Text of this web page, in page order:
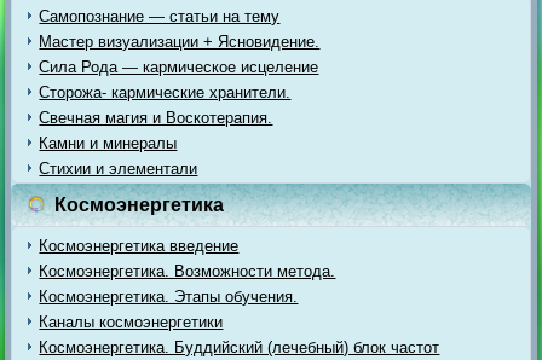
Самопознание — статьи на тему
Мастер визуализации + Ясновидение.
Сила Рода — кармическое исцеление
Сторожа- кармические хранители.
Свечная магия и Воскотерапия.
Камни и минералы
Стихии и элементали
Космоэнергетика
Космоэнергетика введение
Космоэнергетика. Возможности метода.
Космоэнергетика. Этапы обучения.
Каналы космоэнергетики
Космоэнергетика. Буддийский (лечебный) блок частот